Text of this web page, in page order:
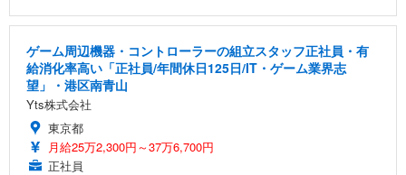
ゲーム周辺機器・コントローラーの組立スタッフ正社員・有
給消化率高い「正社員/年間休日125日/IT・ゲーム業界志
望」・港区南青山
Yts株式会社
東京都
月給25万2,300円～37万6,700円
正社員